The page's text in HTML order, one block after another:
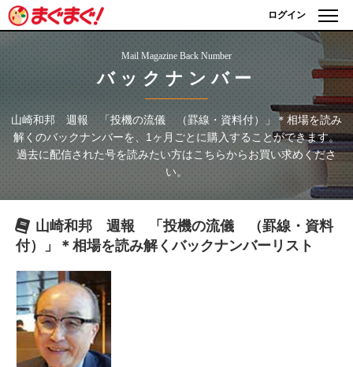
ログイン
Mail Magazine Back Number
バックナンバー
山崎和邦 週報 「投機の流儀 （罫線・資料付）」＊相場を読み
解く のバックナンバーを、1ヶ月ごとに購入することができます。
過去に配信された号を読みたい方はこちらからお買い求めくださ
い。
山崎和邦 週報 「投機の流儀 （罫線・資料
付）」＊相場を読み解くバックナンバーリスト